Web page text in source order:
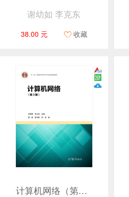
谢幼如 李克东
38.00 元 收藏
计算机网络（第3版）